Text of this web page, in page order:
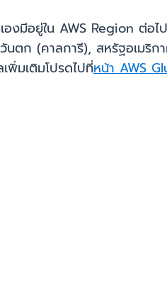
มีอยู่ใน AWS Region ต่อไ
ตก (คาลการี), สหรัฐอเมริ
พิ่มเติมโปรดไปที่หน้า AWS